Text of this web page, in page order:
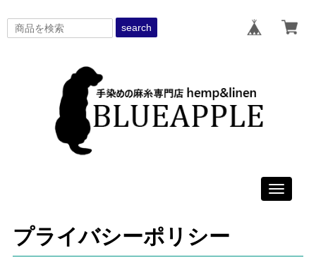
search
Toggle
プライバシーポリシー